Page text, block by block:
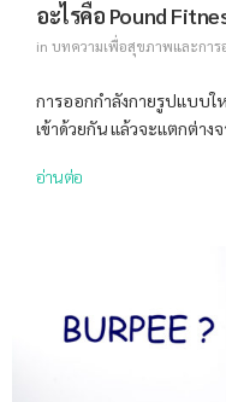
อะไรคือ Pound
in บทความเพื่อสุขภาพและการ
การออกกำลังกายรูปแบบ
เข้าด้วยกัน แล้วจะแตกต่าง
อ่านต่อ